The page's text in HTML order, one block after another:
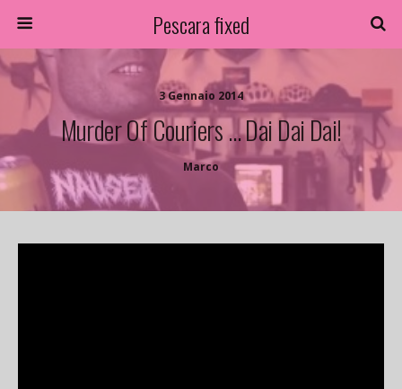
Pescara fixed
3 Gennaio 2014
Murder Of Couriers … Dai Dai Dai!
Marco